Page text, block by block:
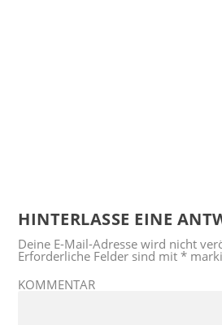
HINTERLASSE EINE
Deine E-Mail-Adresse wird nicht
Erforderliche Felder sind mit*
KOMMENTAR